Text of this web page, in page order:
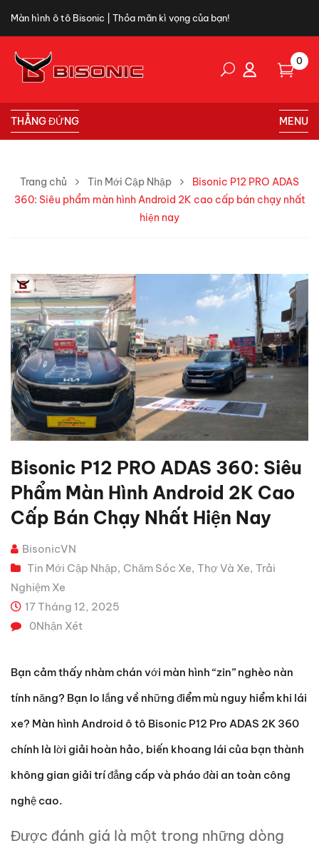
Màn hình ô tô Bisonic | Thỏa mãn kì vọng của bạn!
0
THẲNG ĐỨNG MENU
Trang chủ Tin Mới Cập Nhập
Bisonic P12 PRO ADAS
360: Siêu phẩm màn hình Android 2K cao cấp bán chạy nhất
hiện nay
Bisonic P12 PRO ADAS 360: Siêu
Phẩm Màn Hình Android 2K Cao
Cấp Bán Chạy Nhất Hiện Nay
BisonicVN
Tin Mới Cập Nhập, Chăm Sóc Xe, Thợ Và Xe, Trải
Nghiệm Xe
17 Tháng 12, 2025
0Nhận Xét
Bạn cảm thấy nhàm chán với màn hình “zin” nghèo nàn
tính năng? Bạn lo lắng về những điểm mù nguy hiểm khi lái
xe? Màn hình Android ô tô Bisonic P12 Pro ADAS 2K 360
chính là lời giải hoàn hảo, biến khoang lái của bạn thành
không gian giải trí đẳng cấp và pháo đài an toàn công
nghệ cao.
Được đánh giá là một trong những dòng